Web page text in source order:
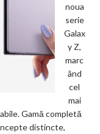
noua
serie
Galax
y Z,
marc
ând
cel
mai
Gamă completă
distincte,